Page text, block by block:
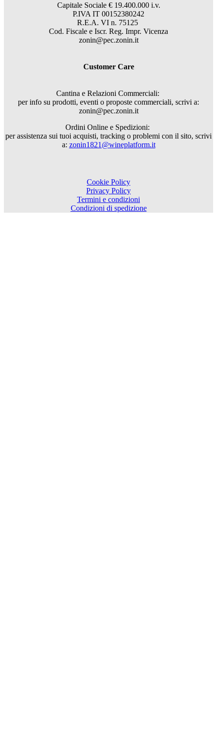
Capitale Sociale € 19.400.000 i.v.
P.IVA IT 00152380242
R.E.A. VI n. 75125
Cod. Fiscale e Iscr. Reg. Impr. Vicenza
zonin@pec.zonin.it
Customer Care
Cantina e Relazioni Commerciali:
per info su prodotti, eventi o proposte commerciali, scrivi a:
zonin@pec.zonin.it
Ordini Online e Spedizioni:
per assistenza sui tuoi acquisti, tracking o problemi con il sito, scrivi
a: zonin1821@wineplatform.it
Cookie Policy
Privacy Policy
Termini e condizioni
Condizioni di spedizione